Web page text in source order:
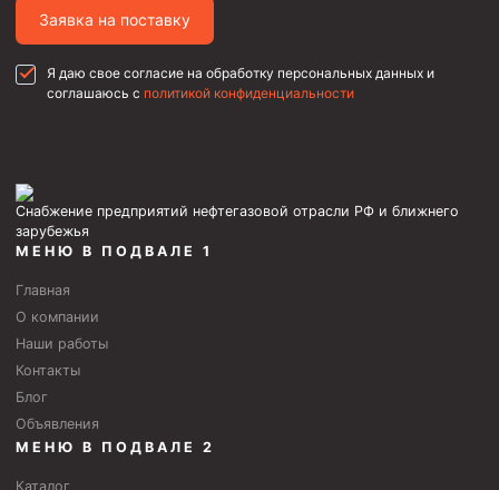
Муфта ОТТГ 146
Муфта ОТТГ 127
Муфта ОТТГ 114
Оборудование для трубопроводов и манифольдов
высокого давления
Задвижки буровые
Противовыбросовое оборудование
Системы верхнего привода (СВП)
Заявка на поставку
Я даю свое согласие на обработку персональных данных и
соглашаюсь с политикой конфиденциальности
Снабжение предприятий нефтегазовой отрасли РФ и ближнего
зарубежья
МЕНЮ В ПОДВАЛЕ 1
Главная
О компании
Наши работы
Контакты
Блог
Объявления
МЕНЮ В ПОДВАЛЕ 2
Каталог